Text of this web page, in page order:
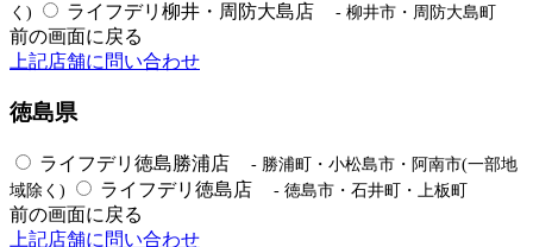
く)
ライフデリ柳井・周防大島店 - 柳井市・周防大島町
前の画面に戻る
上記店舗に問い合わせ
徳島県
ライフデリ徳島勝浦店
- 勝浦町・小松島市・阿南市(一部地
域除く)
ライフデリ徳島店 - 徳島市・石井町・上板町
前の画面に戻る
上記店舗に問い合わせ